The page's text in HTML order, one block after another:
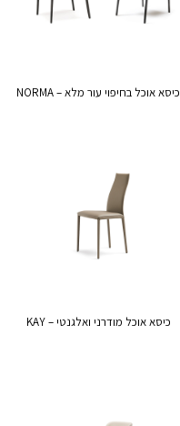
כיסא אוכל בחיפוי עור מלא – NORMA
כיסא אוכל מודרני ואלגנטי – KAY